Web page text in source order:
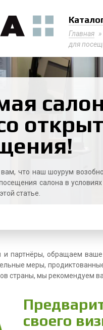
Главная »
для
что наш шоурум
салона в
статье.
и партнёры, обращаем
меры,
страны, мы рекомендуем
своего